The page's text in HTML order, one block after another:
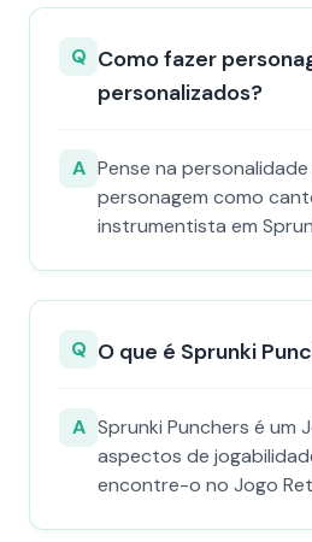
Q Como fazer
personalizados?
A Pense na
personagem como
instrumentista em
Q O que é Sprunki
A Sprunki Punchers é um
aspectos de
encontre-o no Jogo